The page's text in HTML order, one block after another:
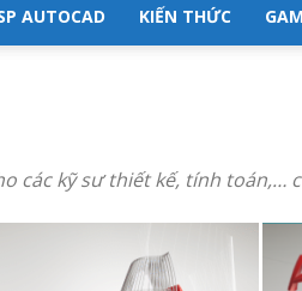
AUTOCAD KIẾN THỨC
các kỹ sư thiết kế, tính toán,…